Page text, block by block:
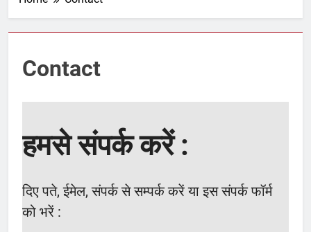
Contact
हमसे संपर्क करें :
दिए पते, ईमेल, संपर्क से सम्पर्क करें या इस संपर्क फॉर्म
को भरें :